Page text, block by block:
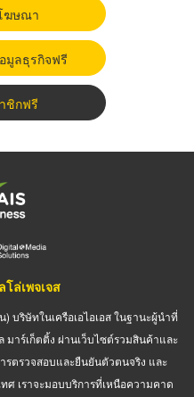
ฆษณา
มูลธุรกิจฟรี
ชิกฟรี
ล่เพจเจส
บริษัทในเครือเอไอเอส ในฐานะผู้นำที่
าร์เก็ตติ้ง ผ่านเว็บไซต์รวมสินค้าและ
รตรวจสอบและยืนยันตัวตนจริง และ
เราจะมอบบริการที่เหนือความคาด